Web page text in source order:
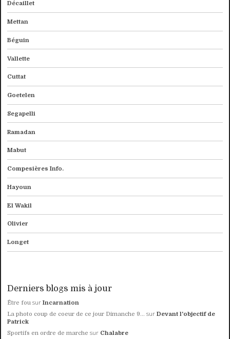
Décaillet
Mettan
Béguin
Vallette
Cuttat
Goetelen
Segapelli
Ramadan
Mabut
Compesières Info.
Hayoun
El Wakil
Olivier
Longet
Derniers blogs mis à jour
Être fou surIncarnation
La photo coup de coeur de ce jour Dimanche 9... surDevant l'objectif de
Patrick
Sportifs en ordre de marche sur Chalabre